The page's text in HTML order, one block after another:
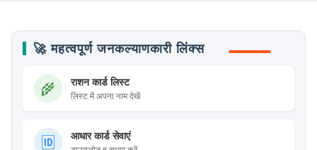
🚀 महत्वपूर्ण जनकल्याणकारी लिंक्स
🌾 राशन कार्ड लिस्ट
लिस्ट में अपना नाम देखें
🆔 आधार कार्ड सेवाएं